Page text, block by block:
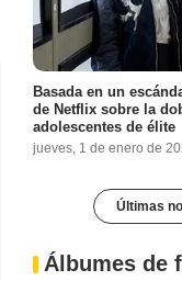
Basada en un
de Netflix sobre la
adolescentes de élite
jueves, 1 de enero de
Últimas
Álbumes de